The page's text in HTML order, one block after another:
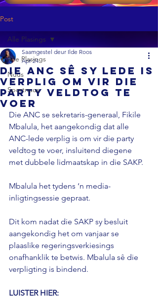
Post
Alle Plasings
Nuus
Sportnuus
Alle Plasings
Die ANC sê sy lede is
verplig om vir die
party veldtog te
voer
Saamgestel deur Ilde Roos
Apr 24
Die ANC se sekretaris-generaal, Fikile
Mbalula, het aangekondig dat alle
ANC-lede verplig is om vir die party
veldtog te voer, insluitend diegene
met dubbele lidmaatskap in die SAKP.
Mbalula het tydens ‘n media-
inligtingsessie gepraat.
Dit kom nadat die SAKP sy besluit
aangekondig het om vanjaar se
plaaslike regeringsverkiesings
onafhanklik te betwis. Mbalula sê die
verpligting is bindend.
LUISTER HIER: